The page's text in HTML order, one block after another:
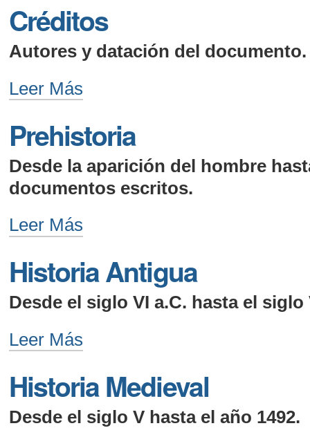
Créditos
Autores y datación del documento.
Créditos
Leer Más
Prehistoria
Desde la aparición del hombre
documentos escritos.
Prehistoria
Leer Más
Historia Antigua
Desde el siglo VI a.C. hasta el siglo
Historia
-
Leer Más
Historia Medieval
Desde el siglo V hasta el año 1492.